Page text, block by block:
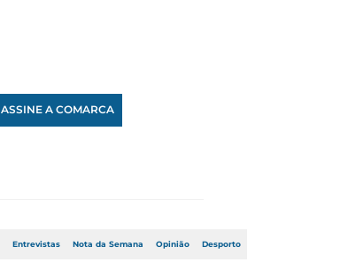
ASSINE A COMARCA
Entrevistas Nota da Semana Opinião Desporto